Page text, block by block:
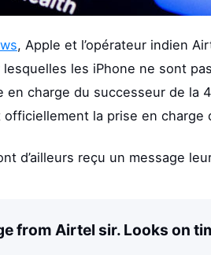
, Apple et l’opérateur indien
les iPhone ne sont
en charge du successeur de la
officiellement la prise en charge
d’ailleurs reçu un message
from Airtel sir. Looks on